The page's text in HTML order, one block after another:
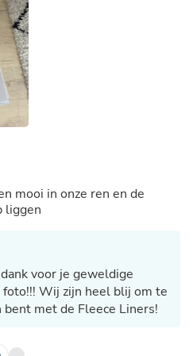
mooi in onze ren en de
liggen
voor je geweldige
Wij zijn heel blij om te
met de Fleece Liners!